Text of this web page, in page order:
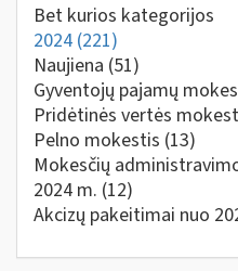
Bet kurios kategorijos
2024 (221)
Naujiena (51)
Gyventojų pajamų
Pridėtinės vertės
Pelno mokestis (13)
Mokesčių
2024 m. (12)
Akcizų pakeitimai nuo